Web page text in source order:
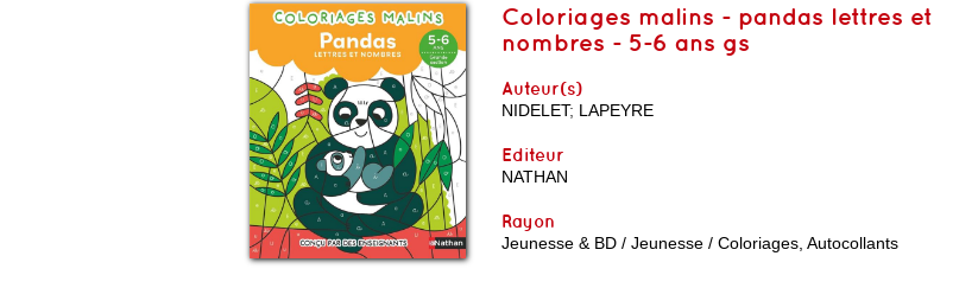
Coloriages malins - pandas lettres et
nombres - 5-6 ans gs
Auteur(s)
NIDELET; LAPEYRE
Editeur
NATHAN
Rayon
Jeunesse & BD / Jeunesse / Coloriages, Autocollants